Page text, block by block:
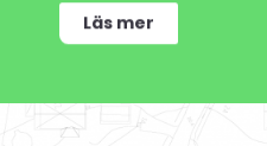
Läs mer